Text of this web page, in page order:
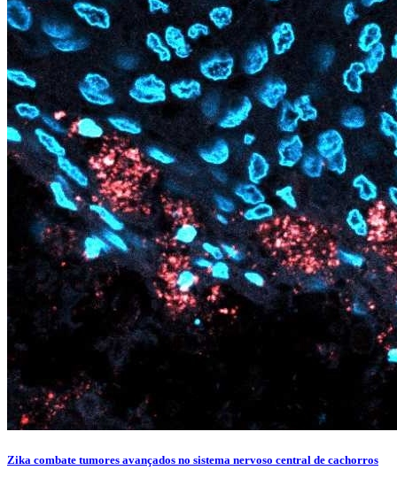
Zika combate tumores avançados no sistema nervoso central de cachorros